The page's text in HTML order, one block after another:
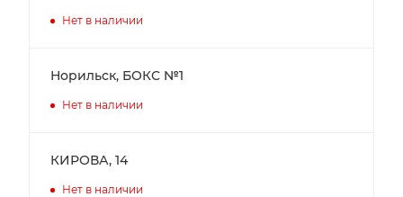
Нет в наличии
Норильск, БОКС №1
Нет в наличии
КИРОВА, 14
Нет в наличии